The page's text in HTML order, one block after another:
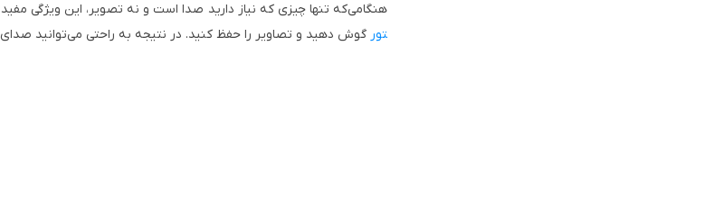
هنگامی‌که تنها چیزی که نیاز دارید صدا است و نه تصویر، این ویژگی
تور گوش دهید و تصاویر را حفظ کنید. در نتیجه به راحتی می‌توانید